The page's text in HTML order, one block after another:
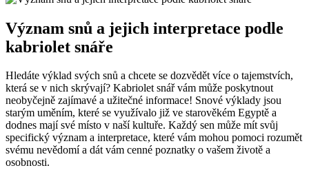
Význam snů a jejich interpretace podle
kabriolet snáře
Hledáte výklad svých snů a chcete se dozvědět více o tajemstvích,
která se v nich skrývají? Kabriolet snář vám může poskytnout
neobyčejně zajímavé a užitečné informace! Snové výklady jsou
starým uměním, které se využívalo již ve starověkém Egyptě a
dodnes mají své místo v naší kultuře. Každý sen může mít svůj
specifický význam a interpretace, které vám mohou pomoci rozumět
svému nevědomí a dát vám cenné poznatky o vašem životě a
osobnosti.